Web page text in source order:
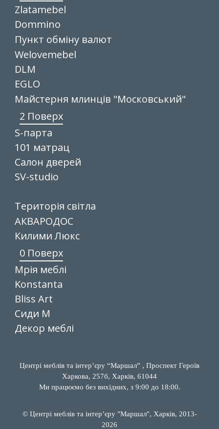
Zlatamebel
Dommino
Пункт обміну валют
Welovemebel
DLM
EGLO
Майстерня млинців "Московський"
2 Поверх
S-парта
101 матрац
Салон дверей
SV-studio
Територія світла
АКВАРОДОС
Килими Люкс
0 Поверх
Мрія меблі
Konstanta
Bliss Art
Сиди М
Декор меблі
Центрі меблів та інтер’єру “Маршал” , Проспект Героїв
Харкова, 257б, Харків, 61044
Ми працюємо без вихідних, з 9:00 до 18:00.
© Центрі меблів та інтер’єру "Маршал", Харків, 2013-
2026